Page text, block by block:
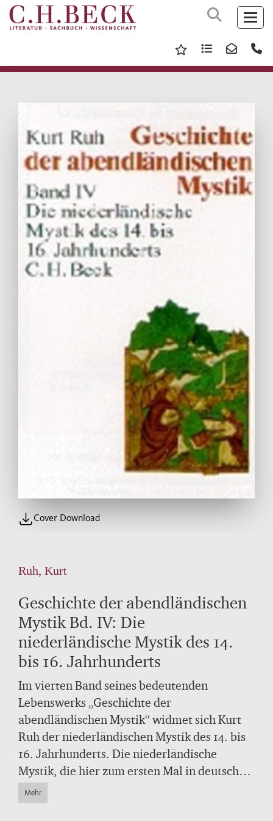
Cover Download
Ruh, Kurt
Geschichte der abendländischen
Mystik Bd. IV: Die
niederländische Mystik des 14.
bis 16. Jahrhunderts
Im vierten Band seines bedeutenden
Lebenswerks „Geschichte der
abendländischen Mystik“ widmet sich Kurt
Ruh der niederländischen Mystik des 14. bis
16. Jahrhunderts. Die niederländische
Mystik, die hier zum ersten Mal in deutscher
Darstellung vorliegt, ist einzigartig in ihrer
Vielfalt und Hochgestimmtheit, in ihrem
Mehr